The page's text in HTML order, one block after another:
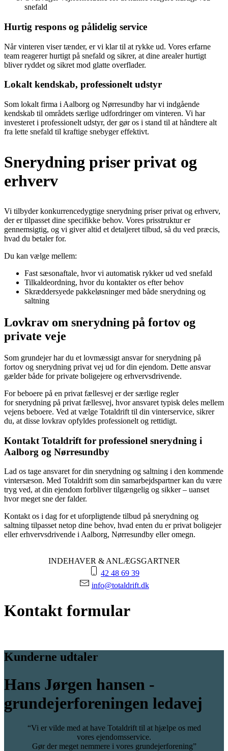
snefald
Hurtig respons og pålidelig service
Når vinteren viser tænder, er vi klar til at rykke ud. Vores erfarne
team reagerer hurtigt på snefald og sikrer, at dine arealer hurtigt
bliver ryddet og sikret mod glatte overflader.
Lokalt kendskab, professionelt udstyr
Som lokalt firma i Aalborg og Nørresundby har vi indgående
kendskab til områdets særlige udfordringer om vinteren. Vi har
investeret i professionelt udstyr, der gør os i stand til at håndtere alt
fra lette snefald til kraftige snebyger effektivt.
Snerydning priser privat og
erhverv
Vi tilbyder konkurrencedygtige snerydning priser privat og erhverv,
der er tilpasset dine specifikke behov. Vores prisstruktur er
gennemsigtig, og vi giver altid et detaljeret tilbud, så du ved præcis,
hvad du betaler for.
Du kan vælge mellem:
Fast sæsonaftale, hvor vi automatisk rykker ud ved snefald
Tilkaldeordning, hvor du kontakter os efter behov
Skræddersyede pakkeløsninger med både snerydning og
saltning
Lovkrav om snerydning på fortov og
private veje
Som grundejer har du et lovmæssigt ansvar for snerydning på
fortov og snerydning privat vej ud for din ejendom. Dette ansvar
gælder både for private boligejere og erhvervsdrivende.
For beboere på en privat fællesvej er der særlige regler
for snerydning på privat fællesvej, hvor ansvaret typisk deles mellem
vejens beboere. Ved at vælge Totaldrift til din vinterservice, sikrer
du, at disse lovkrav opfyldes professionelt og rettidigt.
Kontakt Totaldrift for professionel snerydning i
Aalborg og Nørresundby
Lad os tage ansvaret for din snerydning og saltning i den kommende
vintersæson. Med Totaldrift som din samarbejdspartner kan du være
tryg ved, at din ejendom forbliver tilgængelig og sikker – uanset
hvor meget sne der falder.
Kontakt os i dag for et uforpligtende tilbud på snerydning og
saltning tilpasset netop dine behov, hvad enten du er privat boligejer
eller erhvervsdrivende i Aalborg, Nørresundby eller omegn.
INDEHAVER & ANLÆGSGARTNER
42 48 69 39
info@totaldrift.dk
Kontakt formular
Kunderne udtaler
Hans Jørgen hansen -
grundejerforeningen ledavej
“Vi er vilde med at have Totaldrift til at hjælpe os med
vores ejendomsservice.
Gør der meget nemmere i vores grundejerforening”